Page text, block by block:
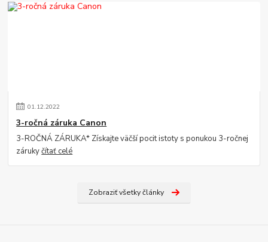
01.12.2022
3-ročná záruka Canon
3-ROČNÁ ZÁRUKA* Získajte väčší pocit istoty s ponukou 3-ročnej
zárukyčítať celé
Zobraziť všetky články